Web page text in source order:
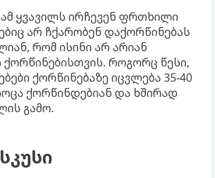
ყვავილს ირჩევენ ფრთხილი
არ ჩქარობენ დაქორწინებას
რომ ისინი არ არიან
როგორც წესი,
ქორწინებაზე იცვლება 35-40
ქორწინდებიან და ხშირად
გამო.